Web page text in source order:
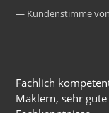
Kundenstimme
Fachlich
Maklern, sehr